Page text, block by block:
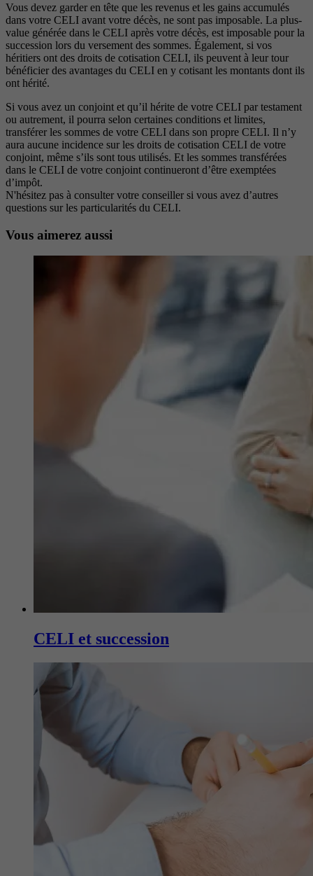
Vous devez garder en tête que les revenus et les gains accumulés
dans votre CELI avant votre décès, ne sont pas imposable. La plus-
value générée dans le CELI après votre décès, est imposable pour la
succession lors du versement des sommes. Également, si vos
héritiers ont des droits de cotisation CELI, ils peuvent à leur tour
bénéficier des avantages du CELI en y cotisant les montants dont ils
ont hérité.
Si vous avez un conjoint et qu’il hérite de votre CELI par testament
ou autrement, il pourra selon certaines conditions et limites,
transférer les sommes de votre CELI dans son propre CELI. Il n’y
aura aucune incidence sur les droits de cotisation CELI de votre
conjoint, même s’ils sont tous utilisés. Et les sommes transférées
dans le CELI de votre conjoint continueront d’être exemptées
d’impôt.
N'hésitez pas à consulter votre conseiller si vous avez d’autres
questions sur les particularités du CELI.
Vous aimerez aussi
CELI et succession